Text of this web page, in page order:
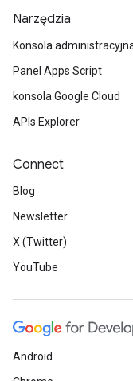
Narzędzia
Konsola
Panel Apps Script
konsola Google Cloud
APIs Explorer
Connect
Blog
Newsletter
X (Twitter)
YouTube
Android